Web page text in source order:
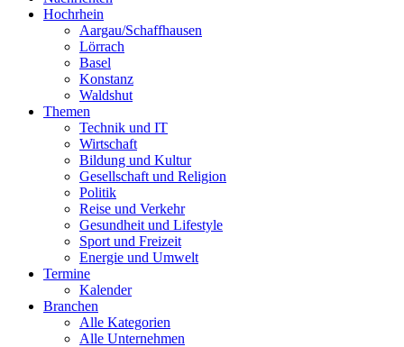
Hochrhein
Aargau/Schaffhausen
Lörrach
Basel
Konstanz
Waldshut
Themen
Technik und IT
Wirtschaft
Bildung und Kultur
Gesellschaft und Religion
Politik
Reise und Verkehr
Gesundheit und Lifestyle
Sport und Freizeit
Energie und Umwelt
Termine
Kalender
Branchen
Alle Kategorien
Alle Unternehmen